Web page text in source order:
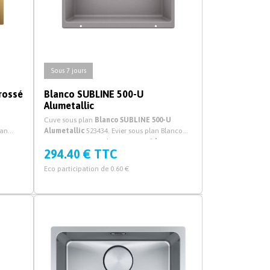
de
Sous 7 jours
Blanco SUBLINE 500-U
Alumetallic
Cuve sous plan Blanco SUBLINE 500-U
Alumetallic 523434. Evier sous plan Blanco
SUBLINE 500-U en Silgranit avec
vidage
manuelet syphon.
294.40 € TTC
Eco participation de 0.60 €